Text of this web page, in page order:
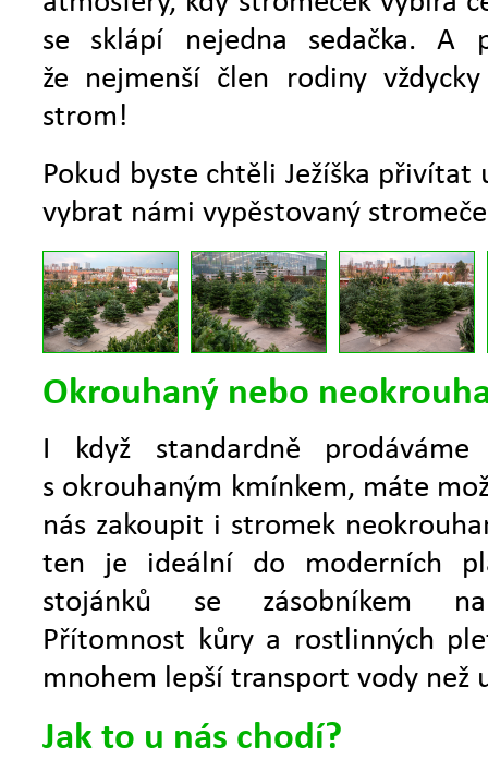
se sklápí nejedna sedačka.
že nejmenší člen rodiny
strom!
Pokud byste chtěli Ježíška přivítat
vybrat námi vypěstovaný
Okrouhaný nebo
I když standardně prodáváme
s okrouhaným kmínkem, máte
nás zakoupit i stromek
ten je ideální do moderních
stojánků se zásobníkem
Přítomnost kůry a rostlinných
mnohem lepší transport vody než
Jak to u nás chodí?